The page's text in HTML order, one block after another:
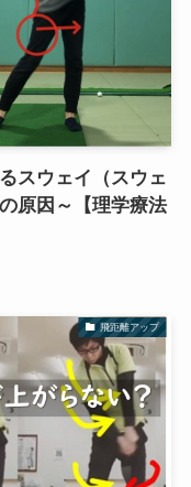
スウェイ（スウェ
原因～【理学療法
飛距離アップ